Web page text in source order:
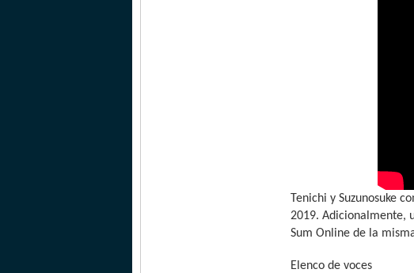
Tenichi y Suzunosuke
2019. Adicionalmente,
Sum Online de la
Elenco de voces